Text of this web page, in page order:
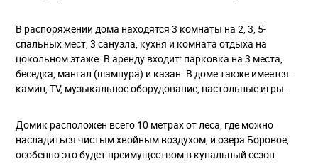
В распоряжении дома находятся 3 комнаты на 2, 3, 5-
спальных мест, 3 санузла, кухня и комната отдыха на
цокольном этаже. В аренду входит: парковка на 3 места,
беседка, мангал (шампура) и казан. В доме также имеется:
камин, TV, музыкальное оборудование, настольные игры.
Домик расположен всего 10 метрах от леса, где можно
насладиться чистым хвойным воздухом, и озера Боровое,
особенно это будет преимуществом в купальный сезон.